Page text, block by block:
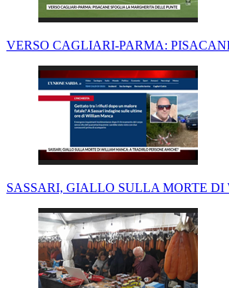
VERSO CAGLIARI-PARMA:
SASSARI, GIALLO SULLA MORTE